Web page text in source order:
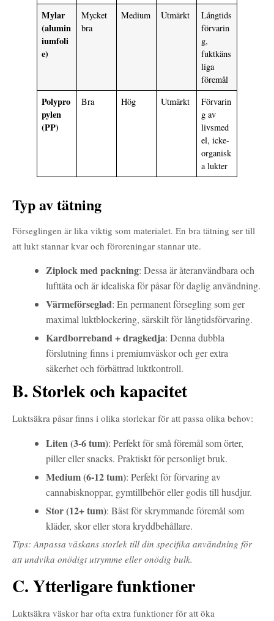
Mylar
(alumin
iumfoli
e)
Mycket
bra
Medium Utmärkt
Långtids
förvarin
g,
fuktkäns
liga
föremål
Polypro
pylen
(PP)
Bra Hög Utmärkt
Förvarin
g av
livsmed
el, icke-
organisk
a lukter
Typ av tätning
Förseglingen är lika viktig som materialet. En bra tätning ser till
att lukt stannar kvar och föroreningar stannar ute.
Ziplock med packning: Dessa är återanvändbara och
lufttäta och är idealiska för påsar för daglig användning.
Värmeförseglad: En permanent försegling som ger
maximal luktblockering, särskilt för långtidsförvaring.
Kardborreband + dragkedja: Denna dubbla
förslutning finns i premiumväskor och ger extra
säkerhet och förbättrad luktkontroll.
B. Storlek och kapacitet
Luktsäkra påsar finns i olika storlekar för att passa olika behov:
Liten (3-6 tum): Perfekt för små föremål som örter,
piller eller snacks. Praktiskt för personligt bruk.
Medium (6-12 tum): Perfekt för förvaring av
cannabisknoppar, gymtillbehör eller godis till husdjur.
Stor (12+ tum): Bäst för skrymmande föremål som
kläder, skor eller stora kryddbehållare.
Tips: Anpassa väskans storlek till din specifika användning för
att undvika onödigt utrymme eller onödig bulk.
C. Ytterligare funktioner
Luktsäkra väskor har ofta extra funktioner för att öka